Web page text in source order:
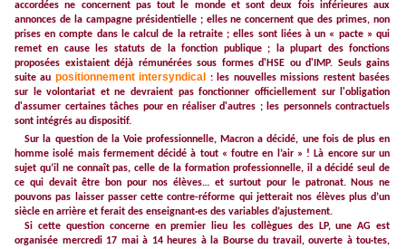
accordées ne concernent pas tout le monde et sont deux fois inférieures aux
annonces de la campagne présidentielle ; elles ne concernent que des primes, non
prises en compte dans le calcul de la retraite ; elles sont liées à un « pacte » qui
remet en cause les statuts de la fonction publique ; la plupart des fonctions
proposées existaient déjà rémunérées sous formes d'HSE ou d'IMP. Seuls gains
suite au positionnement intersyndical
: les nouvelles missions restent basées
sur le volontariat et ne devraient pas fonctionner officiellement sur l'obligation
d'assumer certaines tâches pour en réaliser d'autres ; les personnels contractuels
sont intégrés au dispositif.
Sur la question de la Voie professionnelle, Macron a décidé, une fois de plus en
homme isolé mais fermement décidé à tout « foutre en l’air » ! Là encore sur un
sujet qu’il ne connaît pas, celle de la formation professionnelle, il a décidé seul de
ce qui devait être bon pour nos élèves… et surtout pour le patronat. Nous ne
pouvons pas laisser passer cette contre-réforme qui jetterait nos élèves plus d’un
siècle en arrière et ferait des enseignant·es des variables d’ajustement.
Si cette question concerne en premier lieu les collègues des LP, une AG est
organisée mercredi 17 mai à 14 heures à la Bourse du travail, ouverte à tou·tes,